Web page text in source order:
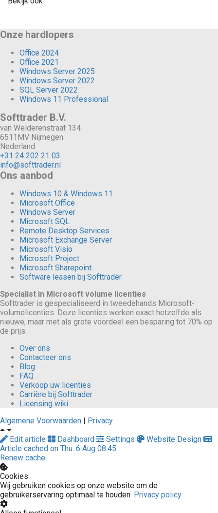
Onze hardlopers
Office 2024
Office 2021
Windows Server 2025
Windows Server 2022
SQL Server 2022
Windows 11 Professional
Softtrader B.V.
van Welderenstraat 134
6511MV Nijmegen
Nederland
+31 24 202 21 03
info@softtrader.nl
Ons aanbod
Windows 10 & Windows 11
Microsoft Office
Windows Server
Microsoft SQL
Remote Desktop Services
Microsoft Exchange Server
Microsoft Visio
Microsoft Project
Microsoft Sharepoint
Software leasen bij Softtrader
Specialist in Microsoft volume licenties
Softtrader is gespecialiseerd in tweedehands Microsoft-
volumelicenties. Deze licenties werken exact hetzelfde als
nieuwe, maar met als grote voordeel een besparing tot 70% op
de prijs.
Over ons
Contacteer ons
Blog
FAQ
Verkoop uw licenties
Carrière bij Softtrader
Licensing wiki
Algemene Voorwaarden | Privacy
Edit article
Dashboard Settings
Website Design
Article cached on Thu. 6 Aug 08:45
Renew cache
Cookies
Wij gebruiken cookies op onze website om de
gebruikerservaring optimaal te houden. Privacy policy